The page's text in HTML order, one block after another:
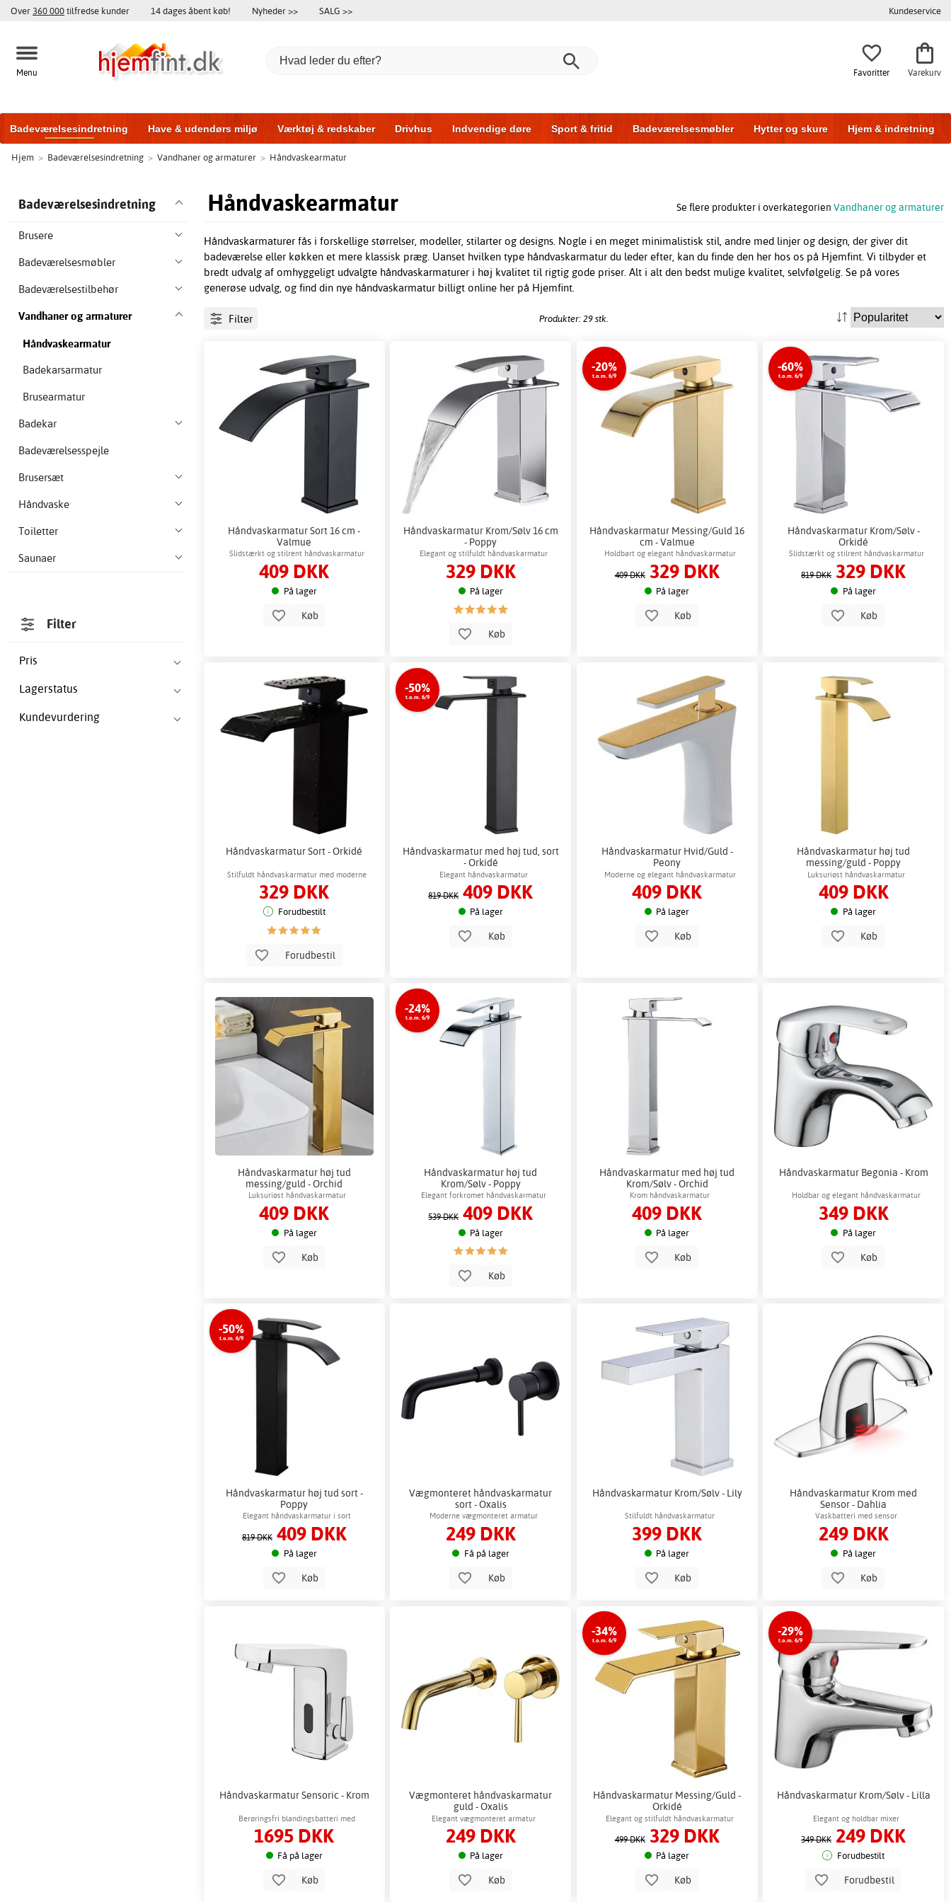
Over 360 000tilfredse kunder 14 dages åbent køb! Nyheder >> SALG >> Kundeservice
Menu Favoritter Varekurv
Badeværelsesindretning Have & udendørs miljø Værktøj & redskaber Drivhus Indvendige døre Sport & fritid Badeværelsesmøbler Hytter og skure Hjem & indretning
Træningsudstyr Yderdøre Vinduer Garageporte Bil & garage
Hjem > Badeværelsesindretning > Vandhaner og armaturer > Håndvaskearmatur
Håndvaskearmatur Se flere produkter i overkategorien Vandhaner og armaturer
Håndvaskarmaturer fås i forskellige størrelser, modeller, stilarter og designs. Nogle i en meget minimalistisk stil, andre med linjer og design, der giver dit
badeværelse eller køkken et mere klassisk præg. Uanset hvilken type håndvaskarmatur du leder efter, kan du finde den her hos os på Hjemfint. Vi tilbyder et
bredt udvalg af omhyggeligt udvalgte håndvaskarmaturer i høj kvalitet til rigtig gode priser. Alt i alt den bedst mulige kvalitet, selvfølgelig. Se på vores
generøse udvalg, og find din nye håndvaskarmatur billigt online her på Hjemfint.
Badeværelsesindretning
Brusere
Badeværelsesmøbler
Badeværelsestilbehør
Vandhaner og armaturer
Håndvaskearmatur
Badekarsarmatur
Brusearmatur
Badekar
Badeværelsesspejle
Brusersæt
Håndvaske
Toiletter
Saunaer
Filter
Pris
Lagerstatus
Kundevurdering
Filter Produkter: 29 stk.
Håndvaskarmatur Sort 16 cm -
Valmue
Slidstærkt og stilrent håndvaskarmatur
409 DKK
På lager
Køb
Håndvaskarmatur Krom/Sølv 16 cm
- Poppy
Elegant og stilfuldt håndvaskarmatur
velegnet til moderne badeværelsesindretning
329 DKK
På lager
Køb
-20%
t.o.m. 6/9
Håndvaskarmatur Messing/Guld 16
cm - Valmue
Holdbart og elegant håndvaskarmatur
409 DKK 329 DKK
På lager
Køb
-60%
t.o.m. 6/9
Håndvaskarmatur Krom/Sølv -
Orkidé
Slidstærkt og stilrent håndvaskarmatur
819 DKK 329 DKK
På lager
Køb
Håndvaskarmatur Sort - Orkidé
Stilfuldt håndvaskarmatur med moderne
design
329 DKK
Forudbestilt
Forudbestil
-50%
t.o.m. 6/9
Håndvaskarmatur med høj tud, sort
- Orkidé
Elegant håndvaskarmatur
819 DKK 409 DKK
På lager
Køb
Håndvaskarmatur Hvid/Guld -
Peony
Moderne og elegant håndvaskarmatur
409 DKK
På lager
Køb
Håndvaskarmatur høj tud
messing/guld - Poppy
Luksuriøst håndvaskarmatur
409 DKK
På lager
Køb
Håndvaskarmatur høj tud
messing/guld - Orchid
Luksuriøst håndvaskarmatur
409 DKK
På lager
Køb
-24%
t.o.m. 6/9
Håndvaskarmatur høj tud
Krom/Sølv - Poppy
Elegant forkromet håndvaskarmatur
539 DKK 409 DKK
På lager
Køb
Håndvaskarmatur med høj tud
Krom/Sølv - Orchid
Krom håndvaskarmatur
409 DKK
På lager
Køb
Håndvaskarmatur Begonia - Krom
Holdbar og elegant håndvaskarmatur
349 DKK
På lager
Køb
-50%
t.o.m. 6/9
Håndvaskarmatur høj tud sort -
Poppy
Elegant håndvaskarmatur i sort
819 DKK 409 DKK
På lager
Køb
Vægmonteret håndvaskarmatur
sort - Oxalis
Moderne vægmonteret armatur
249 DKK
Få på lager
Køb
Håndvaskarmatur Krom/Sølv - Lily
Stilfuldt håndvaskarmatur
399 DKK
På lager
Køb
Håndvaskarmatur Krom med
Sensor - Dahlia
Vaskbatteri med sensor
249 DKK
På lager
Køb
Håndvaskarmatur Sensoric - Krom
Berøringsfri blandingsbatteri med
sidemonteret temperaturstyring
1695 DKK
Få på lager
Køb
Vægmonteret håndvaskarmatur
guld - Oxalis
Elegant vægmonteret armatur
249 DKK
På lager
Køb
-34%
t.o.m. 6/9
Håndvaskarmatur Messing/Guld -
Orkidé
Elegant og stilfuldt håndvaskarmatur
velegnet til moderne badeværelsesindretning
499 DKK 329 DKK
På lager
Køb
-29%
t.o.m. 6/9
Håndvaskarmatur Krom/Sølv - Lilla
Elegant og holdbar mixer
349 DKK 249 DKK
Forudbestilt
Forudbestil